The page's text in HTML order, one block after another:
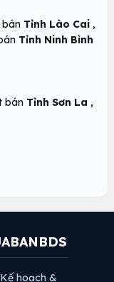
Tỉnh Lào Cai ,
Tỉnh Ninh Bình
bán Tỉnh Sơn La ,
hoạch &